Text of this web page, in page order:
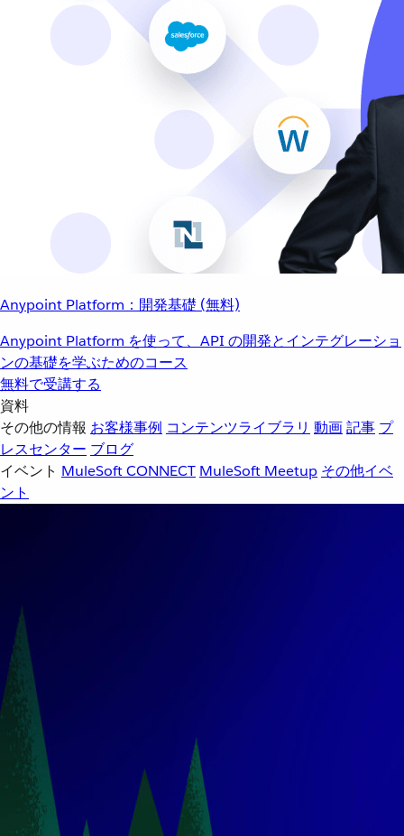
Anypoint Platform：開発基礎 (無料)
Anypoint Platform を使って、API の開発とインテグレーショ
ンの基礎を学ぶためのコース
無料で受講する
資料
その他の情報 お客様事例 コンテンツライブラリ 動画記事 プ
レスセンター ブログ
イベント MuleSoft CONNECT MuleSoft Meetup その他イベ
ント